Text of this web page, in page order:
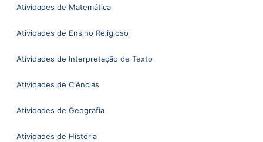
Atividades de Matemática
Atividades de Ensino Religioso
Atividades de Interpretação de Texto
Atividades de Ciências
Atividades de Geografia
Atividades de História